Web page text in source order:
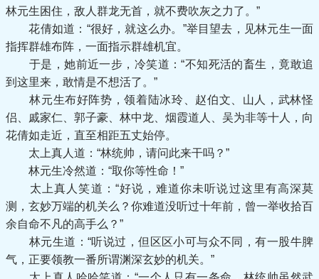
林元生困住，敌人群龙无首，就不费吹灰之力了。”
花倩如道：“很好，就这么办。”举目望去，见林元生一面
指挥群雄布阵，一面指示群雄机宜。
于是，她前近一步，冷笑道：“不知死活的畜生，竟敢追
到这里来，敢情是不想活了。”
林元生布好阵势，领着陆冰玲、赵伯文、山人，武林怪
侣、戚家仁、郭子豪、林中龙、烟霞道人、吴为非等十人，向
花倩如走近，直至相距五丈始停。
太上真人道：“林统帅，请问此来干吗？”
林元生冷然道：“取你等性命！”
太上真人笑道：“好说，难道你未听说过这里有高深莫
测，玄妙万端的机关么？你难道没听过十年前，曾一举收拾百
余自命不凡的高手么？”
林元生道：“听说过，但区区小可与众不同，有一股牛脾
气，正要领教一番所谓渊深玄妙的机关。”